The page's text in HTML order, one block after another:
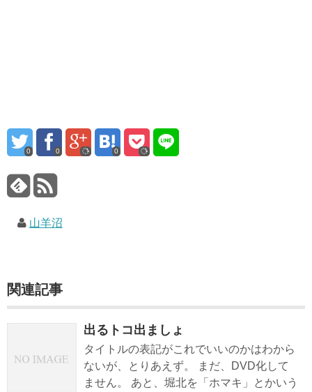
0 0 0
山羊沼
関連記事
出るトコ出ましょ
タイトルの表記がこれでいいのかはわから
ないが、とりあえず。 まだ、DVD化して
ません。 あと、堀北を「ホマキ」とかいう